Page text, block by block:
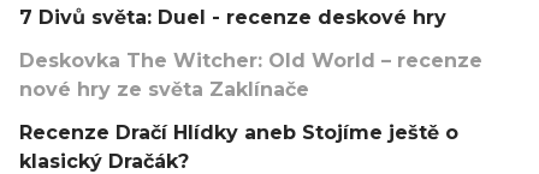
7 Divů světa: Duel - recenze deskové hry
Deskovka The Witcher: Old World – recenze
nové hry ze světa Zaklínače
Recenze Dračí Hlídky aneb Stojíme ještě o
klasický Dračák?